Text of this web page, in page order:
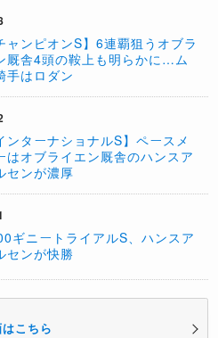
ャンピオンS】6連覇狙うオブラ
厩舎4頭の鞍上も明らかに…ム
手はロダン
ンターナショナルS】ペースメ
はオブライエン厩舎のハンスア
センが濃厚
ギニートライアルS、ハンスア
センが快勝
こちら